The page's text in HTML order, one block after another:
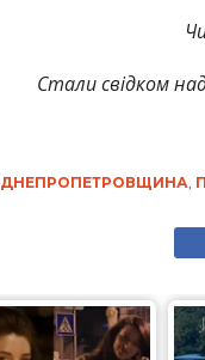
Стали свідком
ДНЕПРОПЕТРОВЩИНА,